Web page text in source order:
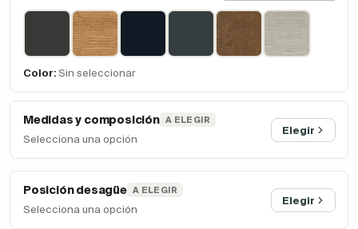
Color: Sin seleccionar
Medidas y composición A ELEGIR
Selecciona una opción
Elegir
Posición desagüe A ELEGIR
Selecciona una opción
Elegir